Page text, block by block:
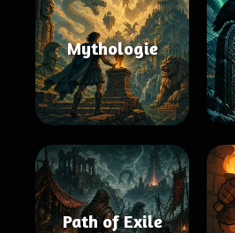
Mythologie
Path of Exile